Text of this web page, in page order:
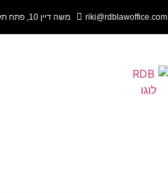
riki@rdblawoffice.com משה דיין 10, פתח תקווה